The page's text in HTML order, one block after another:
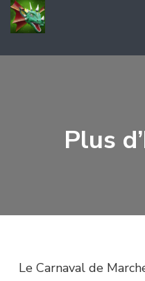
Aller
au
contenu
Plus
Le Carnaval de